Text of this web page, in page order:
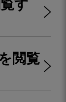
閲覧